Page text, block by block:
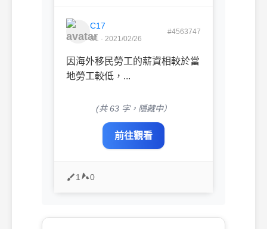
C17
B1 · 2021/02/26
#4563747
因海外移民勞工的薪資相較於當
地勞工較低，...
(共 63 字，隱藏中）
前往觀看
1 0